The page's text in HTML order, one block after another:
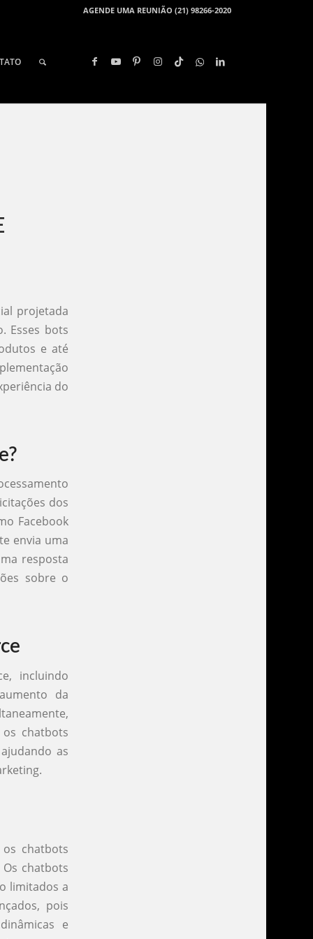
AGENDE UMA REUNIÃO (21) 98266-2020
projetada
Esses bots
e até
do
dos
Facebook
envia uma
resposta
sobre o
incluindo
da
chatbots
as
chatbots
chatbots
limitados a
pois
e